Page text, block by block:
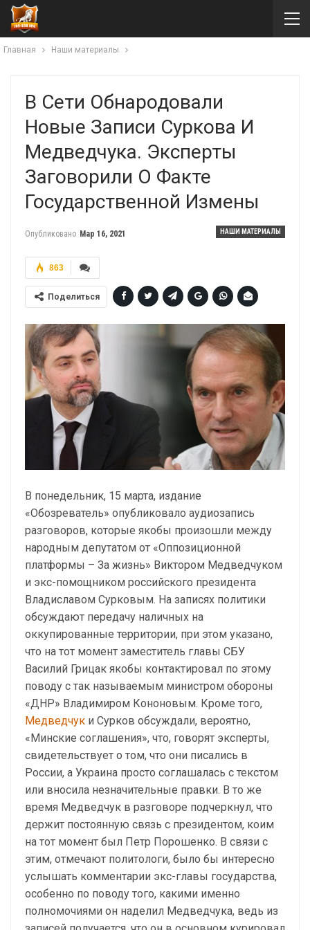
Главная Наши материалы
В Сети Обнародовали
Новые Записи Суркова И
Медведчука. Эксперты
Заговорили О Факте
Государственной Измены
НАШИ МАТЕРИАЛЫ
Опубликовано Мар 16, 2021
863
Поделиться
В понедельник, 15 марта, издание
«Обозреватель» опубликовало аудиозапись
разговоров, которые якобы произошли между
народным депутатом от «Оппозиционной
платформы – За жизнь» Виктором Медведчуком
и экс-помощником российского президента
Владиславом Сурковым. На записях политики
обсуждают передачу наличных на
оккупированные территории, при этом указано,
что на тот момент заместитель главы СБУ
Василий Грицак якобы контактировал по этому
поводу с так называемым министром обороны
«ДНР» Владимиром Кононовым. Кроме того,
Медведчук и Сурков обсуждали, вероятно,
«Минские соглашения», что, говорят эксперты,
свидетельствует о том, что они писались в
России, а Украина просто соглашалась с текстом
или вносила незначительные правки. В то же
время Медведчук в разговоре подчеркнул, что
держит постоянную связь с президентом, коим
на тот момент был Петр Порошенко. В связи с
этим, отмечают политологи, было бы интересно
услышать комментарии экс-главы государства,
особенно по поводу того, какими именно
полномочиями он наделил Медведчука, ведь из